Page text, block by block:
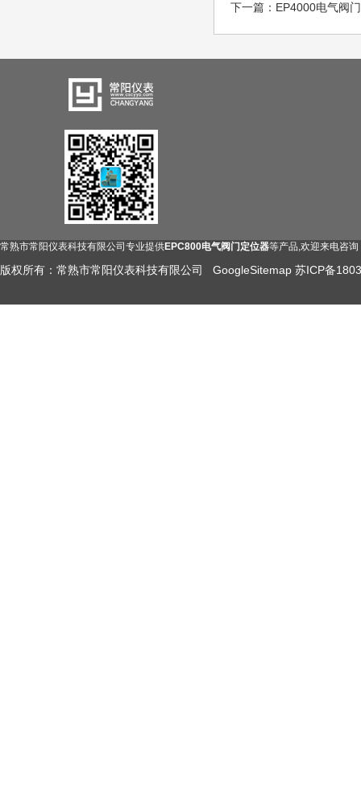
下一篇： EP4000电气阀
常熟市常阳仪表科技有限公司专业提供EPC800电气阀门定位器等产品,欢迎来电咨询
版权所有：常熟市常阳仪表科技有限公司 GoogleSitemap 苏ICP备